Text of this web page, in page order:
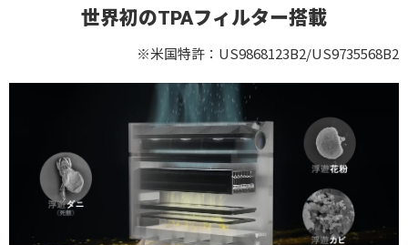
世界初のTPAフィルター搭載
※米国特許：US9868123B2/US9735568B2